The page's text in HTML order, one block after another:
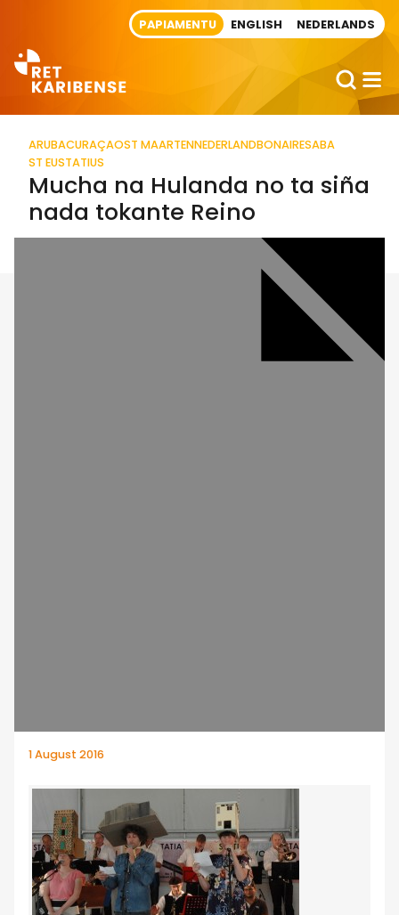
PAPIAMENTU ENGLISH NEDERLANDS
ARUBACURAÇAOST MAARTENNEDERLANDBONAIRESABA
ST EUSTATIUS
Mucha na Hulanda no ta siña
nada tokante Reino
1 August 2016